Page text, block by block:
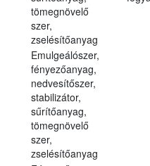
tömegnövelő
szer,
zselésítőanyag
Emulgeálószer,
fényezőanyag,
nedvesítőszer,
stabilizátor,
sűrítőanyag,
tömegnövelő
szer,
zselésítőanyag